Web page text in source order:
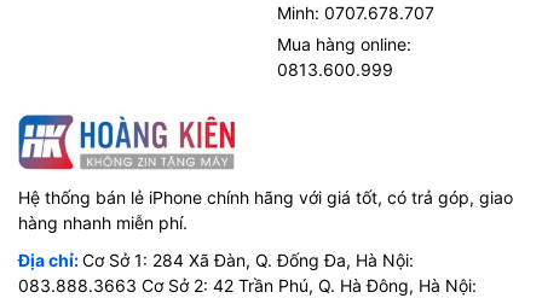
Minh: 0707.678.707
Mua hàng online:
0813.600.999
Hệ thống bán lẻ iPhone chính hãng với giá tốt, có trả góp, giao
hàng nhanh miễn phí.
Địa chỉ:Cơ Sở 1: 284 Xã Đàn, Q. Đống Đa, Hà Nội:
083.888.3663 Cơ Sở 2: 42 Trần Phú, Q. Hà Đông, Hà Nội: